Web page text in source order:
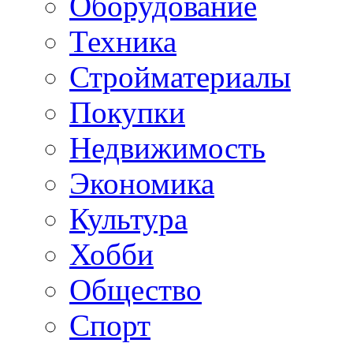
Техника
Стройматериалы
Покупки
Недвижимость
Экономика
Культура
Хобби
Общество
Спорт